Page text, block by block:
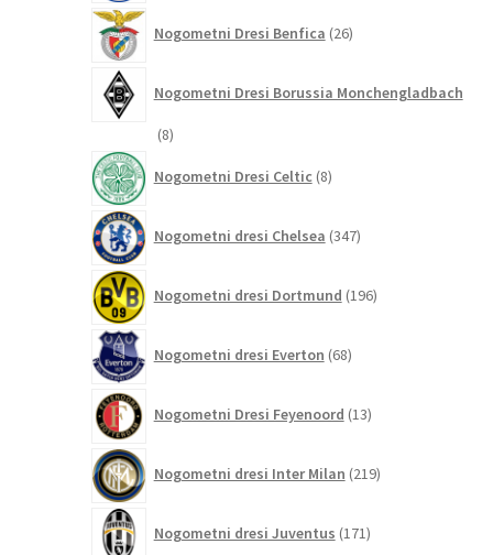
Nogometni Dresi Benfica 26izdelkov
Nogometni Dresi Borussia Monchengladbach
88
Nogometni Dresi Celtic 8izdelkov
Nogometni dresi Chelsea 347izdelkov
Nogometni dresi Dortmund 196izdelkov
Nogometni dresi Everton 68izdelkov
Nogometni Dresi Feyenoord 13izdelkov
Nogometni dresi Inter Milan 219izdelkov
Nogometni dresi Juventus 171izdelkov